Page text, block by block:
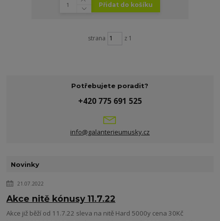
Přidat do košíku
strana z 1
Potřebujete poradit?
+420 775 691 525
info@galanterieumusky.cz
Novinky
21.07.2022
Akce nitě kónusy 11.7.22
Akce již běží od 11.7.22 sleva na nitě Hard 5000y cena 30Kč